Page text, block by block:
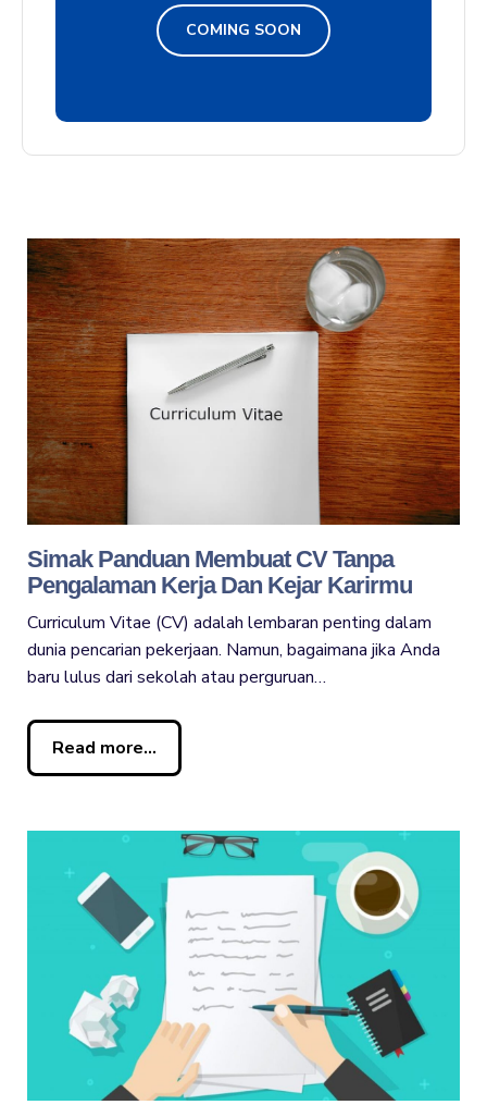
COMING SOON
Simak Panduan Membuat CV Tanpa
Pengalaman Kerja Dan Kejar Karirmu
Curriculum Vitae (CV) adalah lembaran penting dalam
dunia pencarian pekerjaan. Namun, bagaimana jika Anda
baru lulus dari sekolah atau perguruan…
Read more...